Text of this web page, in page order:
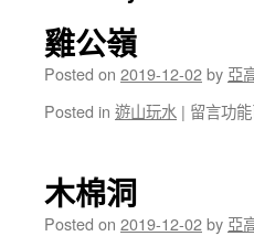
雞公嶺
Posted on 2019-12-02by 亞
Posted in 遊山玩水 | 在
留言功
木棉洞
Posted on 2019-12-02by 亞